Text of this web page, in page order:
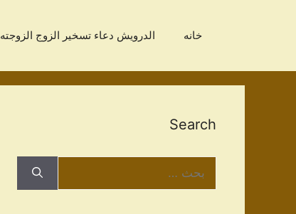
خانه الدرویش دعاء تسخير الزوج الزوجته
Search
عن: